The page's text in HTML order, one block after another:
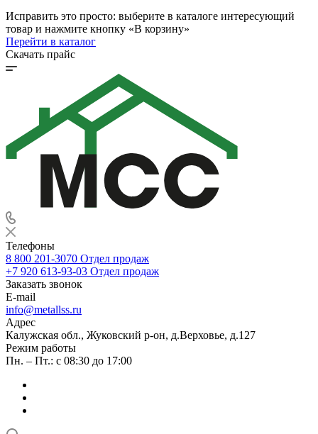
Исправить это просто: выберите в каталоге интересующий
товар и нажмите кнопку «В корзину»
Перейти в каталог
Скачать прайс
Телефоны
8 800 201-3070 Отдел продаж
+7 920 613-93-03 Отдел продаж
Заказать звонок
E-mail
info@metallss.ru
Адрес
Калужская обл., Жуковский р-он, д.Верховье, д.127
Режим работы
Пн. – Пт.: с 08:30 до 17:00